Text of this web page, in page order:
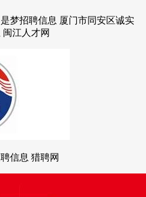
梦招聘信息 厦门市同安区诚实
江人才网
信息 猎聘网